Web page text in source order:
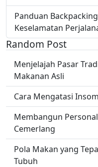
Panduan
Keselamatan
Random Post
Menjelajah Pasar
Makanan Asli
Cara Mengatasi
Membangun
Cemerlang
Pola Makan yang
Tubuh